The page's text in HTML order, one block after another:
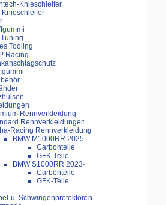
Knieschleifer
Knieschleifer
Tuning
Tooling
Racing
Rennverkleidung
Rennverkleidungen
Racing Rennverkleidung
BMW M1000RR 2025-
Carbonteile
GFK-Teile
BMW S1000RR 2023-
Carbonteile
GFK-Teile
u. Schwingenprotektoren